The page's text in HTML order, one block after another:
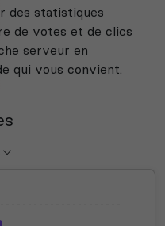
des statistiques
de votes et de clics
serveur en
qui vous convient.